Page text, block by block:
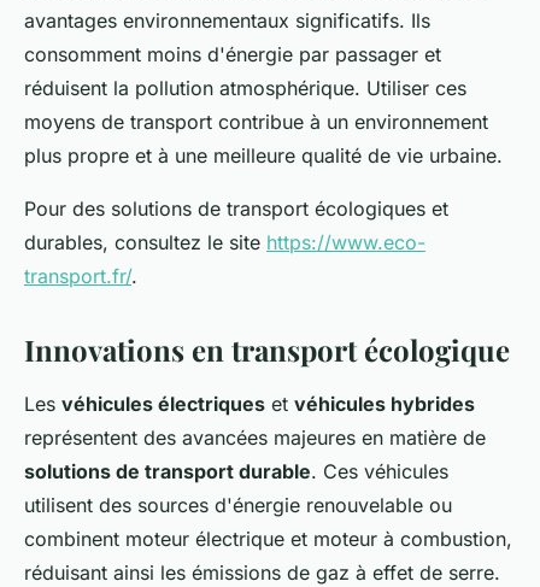
avantages environnementaux significatifs. Ils
consomment moins d'énergie par passager et
réduisent la pollution atmosphérique. Utiliser ces
moyens de transport contribue à un environnement
plus propre et à une meilleure qualité de vie urbaine.
Pour des solutions de transport écologiques et
durables, consultez le site https://www.eco-
transport.fr/.
Innovations en transport écologique
Les véhicules électriques et véhicules hybrides
représentent des avancées majeures en matière de
solutions de transport durable. Ces véhicules
utilisent des sources d'énergie renouvelable ou
combinent moteur électrique et moteur à combustion,
réduisant ainsi les émissions de gaz à effet de serre.